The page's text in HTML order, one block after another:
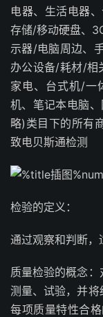
电器、生活电器
存储/移动硬盘、
示器/电脑周边、
办公设备/耗材/相
家电、台式机/一
机、笔记本电脑
略)类目下的所有
致电贝斯通检测
检验的定义：
通过观察和判断，
质量检验的概念：
测量、试验，并
每项质量特性合